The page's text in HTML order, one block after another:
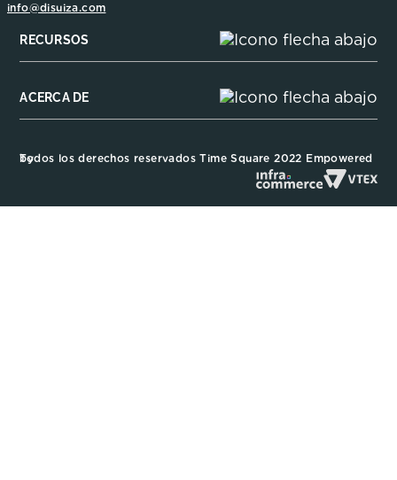
info@disuiza.com
RECURSOS
ACERCA DE
Todos los derechos reservados Time Square 2022 Empowered by